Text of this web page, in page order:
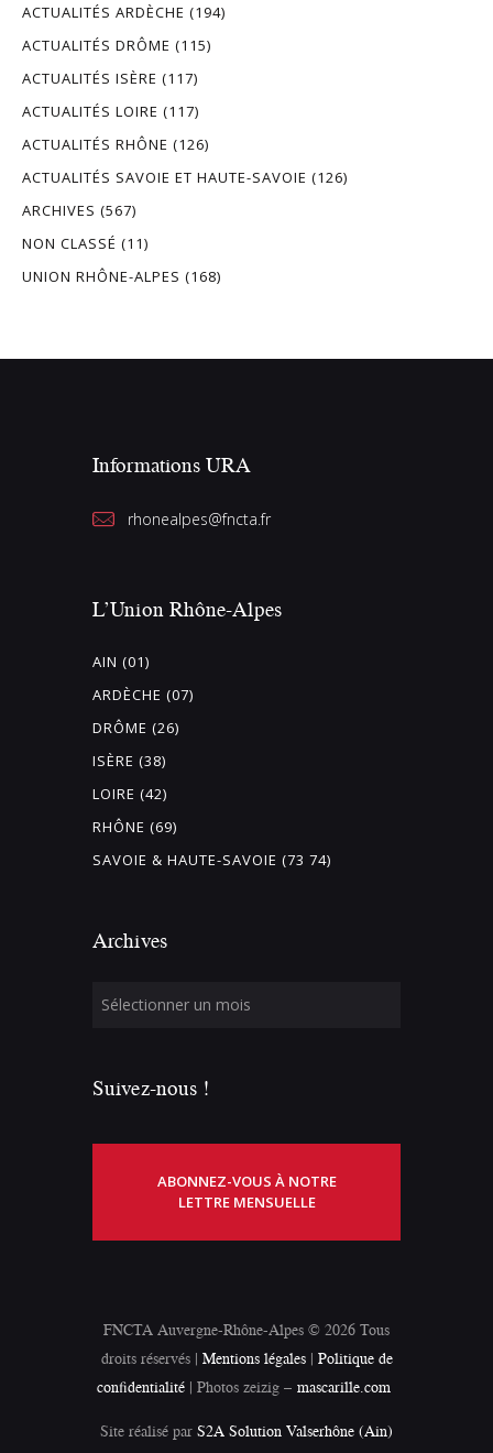
ACTUALITÉS ARDÈCHE (194)
ACTUALITÉS DRÔME (115)
ACTUALITÉS ISÈRE (117)
ACTUALITÉS LOIRE (117)
ACTUALITÉS RHÔNE (126)
ACTUALITÉS SAVOIE ET HAUTE-SAVOIE (126)
ARCHIVES (567)
NON CLASSÉ (11)
UNION RHÔNE-ALPES (168)
Informations URA
rhonealpes@fncta.fr
L’Union Rhône-Alpes
AIN (01)
ARDÈCHE (07)
DRÔME (26)
ISÈRE (38)
LOIRE (42)
RHÔNE (69)
SAVOIE & HAUTE-SAVOIE (73 74)
Archives
Suivez-nous !
ABONNEZ-VOUS À NOTRE
LETTRE MENSUELLE
FNCTA Auvergne-Rhône-Alpes © 2026 Tous
droits réservés | Mentions légales| Politique de
confidentialité | Photos zeizig – mascarille.com
Site réalisé par S2A Solution Valserhône (Ain)